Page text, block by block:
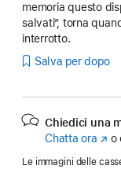
memoria questo
salvati”, torna
interrotto.
Salva per dopo
Chiedici una
Chatta ora (Si o
Le immagini delle